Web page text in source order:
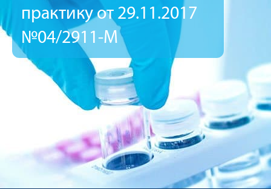
практику от 29.11.2017
№04/2911-М